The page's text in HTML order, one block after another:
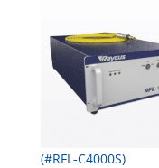
(#RFL-C4000S)